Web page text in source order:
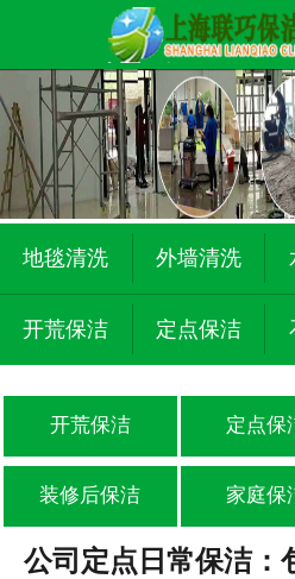
地毯清洗 外墙清洗
开荒保洁 定点保洁
开荒保洁 定点保
装修后保洁 家庭保
公司定点日常保洁：